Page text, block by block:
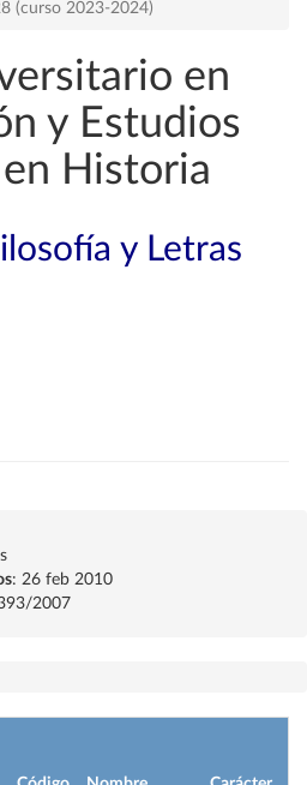
(curso 2023-2024)
en
y Estudios
Historia
y Letras
: 26 feb 2010
2007